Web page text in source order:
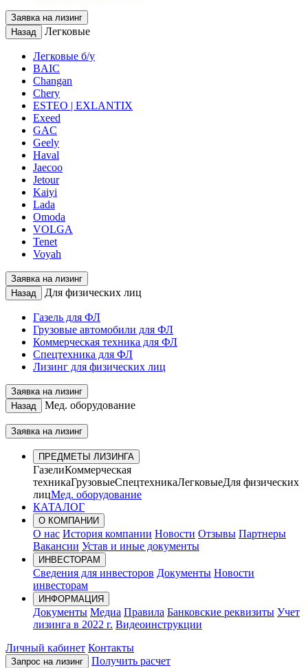
Заявка на лизинг
Назад
Легковые
Легковые б/у
BAIC
Changan
Chery
ESTEO | EXLANTIX
Exeed
GAC
Geely
Haval
Jaecoo
Jetour
Kaiyi
Lada
Omoda
VOLGA
Tenet
Voyah
Заявка на лизинг
Назад
Для физических лиц
Газель для ФЛ
Грузовые автомобили для ФЛ
Коммерческая техника для ФЛ
Спецтехника для ФЛ
Лизинг для физических лиц
Заявка на лизинг
Назад
Мед. оборудование
Заявка на лизинг
ПРЕДМЕТЫ ЛИЗИНГА
ГазелиКоммерческая
техникаГрузовыеСпецтехникаЛегковыеДля физических
лицМед. оборудование
КАТАЛОГ
О КОМПАНИИ
О нас История компании Новости Отзывы Партнеры
Вакансии Устав и иные документы
ИНВЕСТОРАМ
Сведения для инвесторов Документы Новости
инвесторам
ИНФОРМАЦИЯ
Документы Медиа Правила Банковские реквизиты Учет
лизинга в 2022 г. Видеоинструкции
Личный кабинет Контакты
Запрос на лизинг Получить расчет